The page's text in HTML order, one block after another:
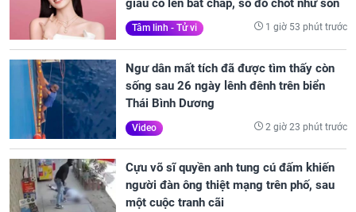
giàu có lên bất chấp, số đỏ chót như son
Tâm linh - Tử vi 1 giờ 53 phút trước
Ngư dân mất tích đã được tìm thấy còn
sống sau 26 ngày lênh đênh trên biển
Thái Bình Dương
Video 2 giờ 23 phút trước
Cựu võ sĩ quyền anh tung cú đấm khiến
người đàn ông thiệt mạng trên phố, sau
một cuộc tranh cãi